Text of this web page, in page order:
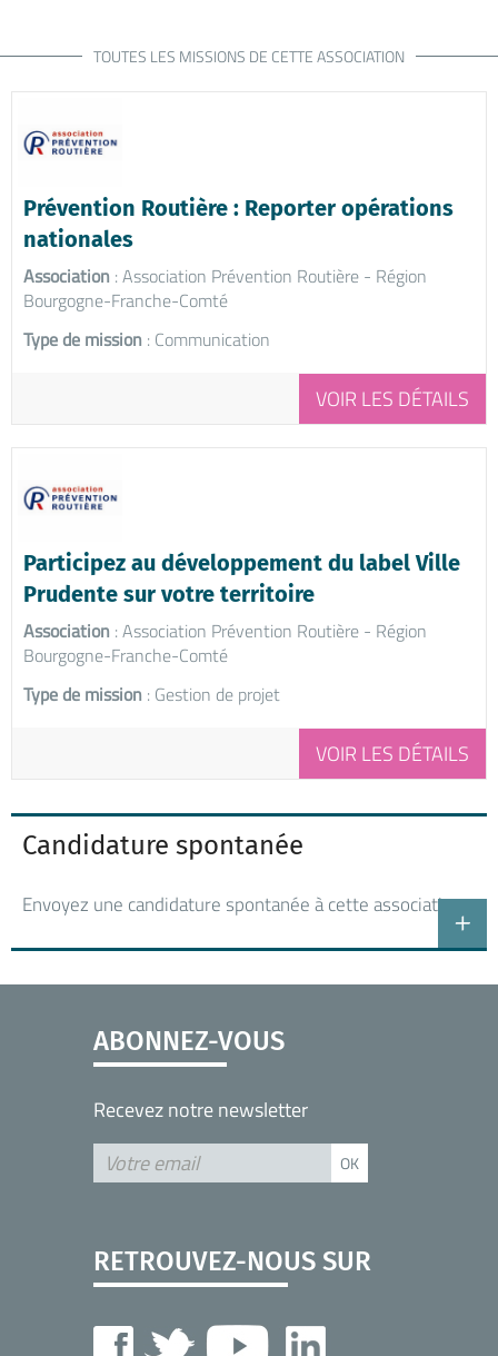
TOUTES LES MISSIONS DE CETTE ASSOCIATION
Prévention Routière : Reporter opérations
nationales
Association : Association Prévention Routière - Région
Bourgogne-Franche-Comté
Type de mission : Communication
VOIR LES DÉTAILS
Participez au développement du label Ville
Prudente sur votre territoire
Association : Association Prévention Routière - Région
Bourgogne-Franche-Comté
Type de mission : Gestion de projet
VOIR LES DÉTAILS
Candidature spontanée
Envoyez une candidature spontanée à cette association
ABONNEZ-VOUS
Recevez notre newsletter
RETROUVEZ-NOUS SUR